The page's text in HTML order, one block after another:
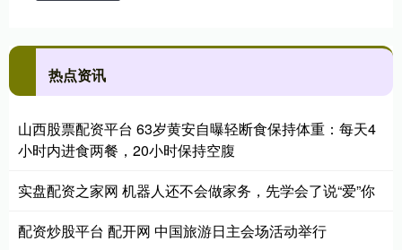
热点资讯
山西股票配资平台 63岁黄安自曝轻断食保持体重：每天4
小时内进食两餐，20小时保持空腹
实盘配资之家网 机器人还不会做家务，先学会了说“爱”你
配资炒股平台 配开网 中国旅游日主会场活动举行